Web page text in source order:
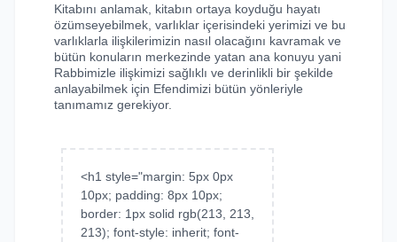
Kitabını anlamak, kitabın ortaya koyduğu hayatı
özümseyebilmek, varlıklar içerisindeki yerimizi ve bu
varlıklarla ilişkilerimizin nasıl olacağını kavramak ve
bütün konuların merkezinde yatan ana konuyu yani
Rabbimizle ilişkimizi sağlıklı ve derinlikli bir şekilde
anlayabilmek için Efendimizi bütün yönleriyle
tanımamız gerekiyor.
<h1 style="margin: 5px 0px
10px; padding: 8px 10px;
border: 1px solid rgb(213, 213,
213); font-style: inherit; font-